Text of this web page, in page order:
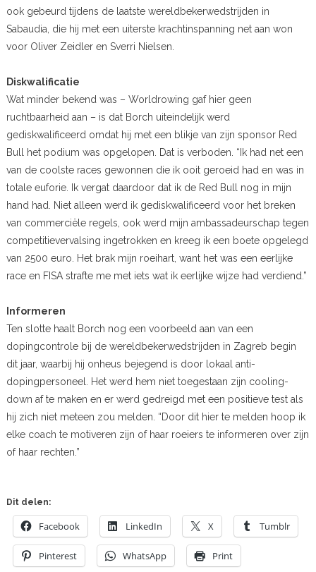
ook gebeurd tijdens de laatste wereldbekerwedstrijden in
Sabaudia, die hij met een uiterste krachtinspanning net aan won
voor Oliver Zeidler en Sverri Nielsen.
Diskwalificatie
Wat minder bekend was – Worldrowing gaf hier geen
ruchtbaarheid aan – is dat Borch uiteindelijk werd
gediskwalificeerd omdat hij met een blikje van zijn sponsor Red
Bull het podium was opgelopen. Dat is verboden. “Ik had net een
van de coolste races gewonnen die ik ooit geroeid had en was in
totale euforie. Ik vergat daardoor dat ik de Red Bull nog in mijn
hand had. Niet alleen werd ik gediskwalificeerd voor het breken
van commerciële regels, ook werd mijn ambassadeurschap tegen
competitievervalsing ingetrokken en kreeg ik een boete opgelegd
van 2500 euro. Het brak mijn roeihart, want het was een eerlijke
race en FISA strafte me met iets wat ik eerlijke wijze had verdiend.”
Informeren
Ten slotte haalt Borch nog een voorbeeld aan van een
dopingcontrole bij de wereldbekerwedstrijden in Zagreb begin
dit jaar, waarbij hij onheus bejegend is door lokaal anti-
dopingpersoneel. Het werd hem niet toegestaan zijn cooling-
down af te maken en er werd gedreigd met een positieve test als
hij zich niet meteen zou melden. “Door dit hier te melden hoop ik
elke coach te motiveren zijn of haar roeiers te informeren over zijn
of haar rechten.”
Dit delen:
Facebook LinkedIn X Tumblr
Pinterest WhatsApp Print